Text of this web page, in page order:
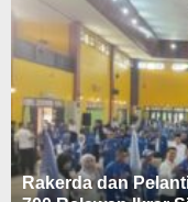
Rakerda dan